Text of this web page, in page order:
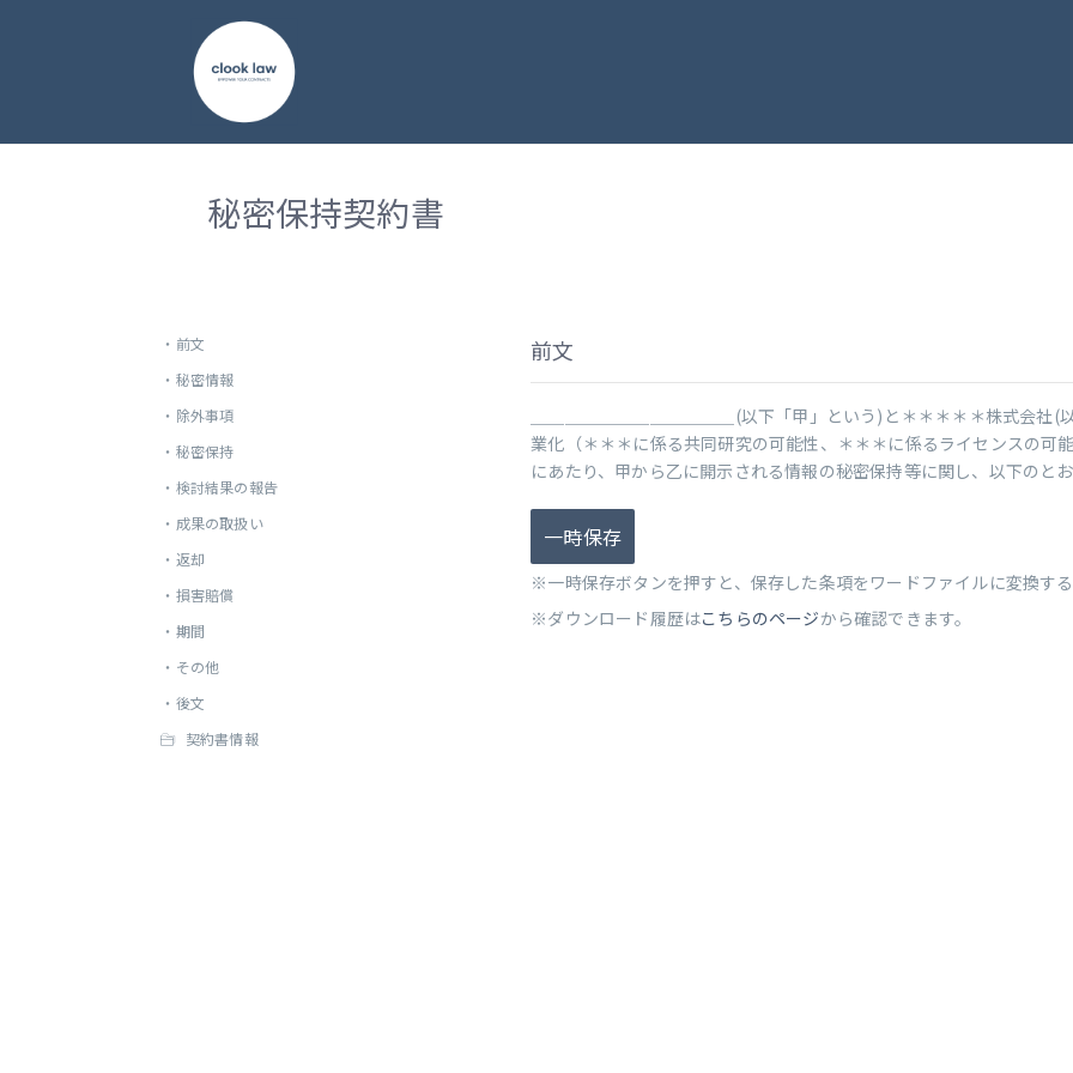
秘密保持契約書
・ 前文
・ 秘密情報
・ 除外事項
・ 秘密保持
・ 検討結果の報告
・ 成果の取扱い
・ 返却
・ 損害賠償
・ 期間
・ その他
・ 後文
契約書情報
前文
＿＿＿＿＿＿＿＿＿＿＿＿(以下「甲」という)と＊＊＊＊＊株式会社
業化（＊＊＊に係る共同研究の可能性、＊＊＊に係るライセンスの可
にあたり、甲から乙に開示される情報の秘密保持等に関し、以下のと
一時保存
※一時保存ボタンを押すと、保存した条項をワードファイルに変換する
※ダウンロード履歴はこちらのページから確認できます。